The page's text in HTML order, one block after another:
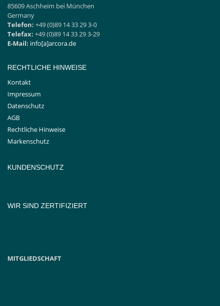
85609 Aschheim bei München
Germany
Telefon: +49 (0)89 14 33 29 3-0
Telefax: +49 (0)89 14 33 29 3-29
E-Mail: info[a]arcora.de
RECHTLICHE HINWEISE
Kontakt
Impressum
Datenschutz
AGB
Rechtliche Hinweise
Markenschutz
KUNDENSCHUTZ
WIR SIND ZERTIFIZIERT
MITGLIEDSCHAFT